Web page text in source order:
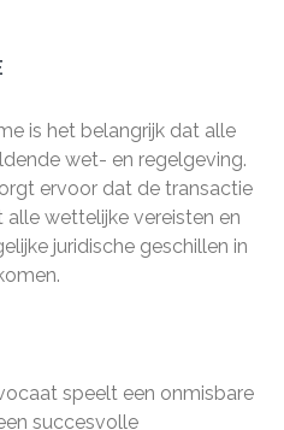
is het belangrijk dat alle
wet- en regelgeving.
ervoor dat de transactie
wettelijke vereisten en
juridische geschillen in
speelt een onmisbare
succesvolle